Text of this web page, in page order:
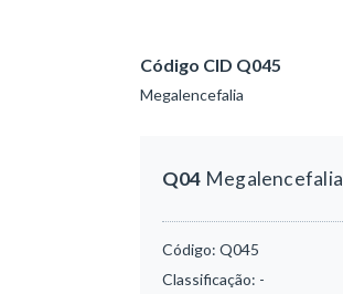
Código CID Q045
Megalencefalia
Q04 Megalencefalia
Código: Q045
Classificação: -